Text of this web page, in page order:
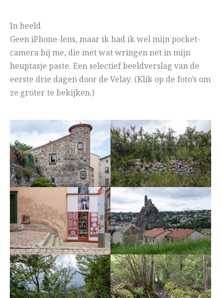
In beeld
Geen iPhone-lens, maar ik had ik wel mijn pocket-
camera bij me, die met wat wringen net in mijn
heuptasje paste. Een selectief beeldverslag van de
eerste drie dagen door de Velay. (Klik op de foto’s om
ze groter te bekijken.)